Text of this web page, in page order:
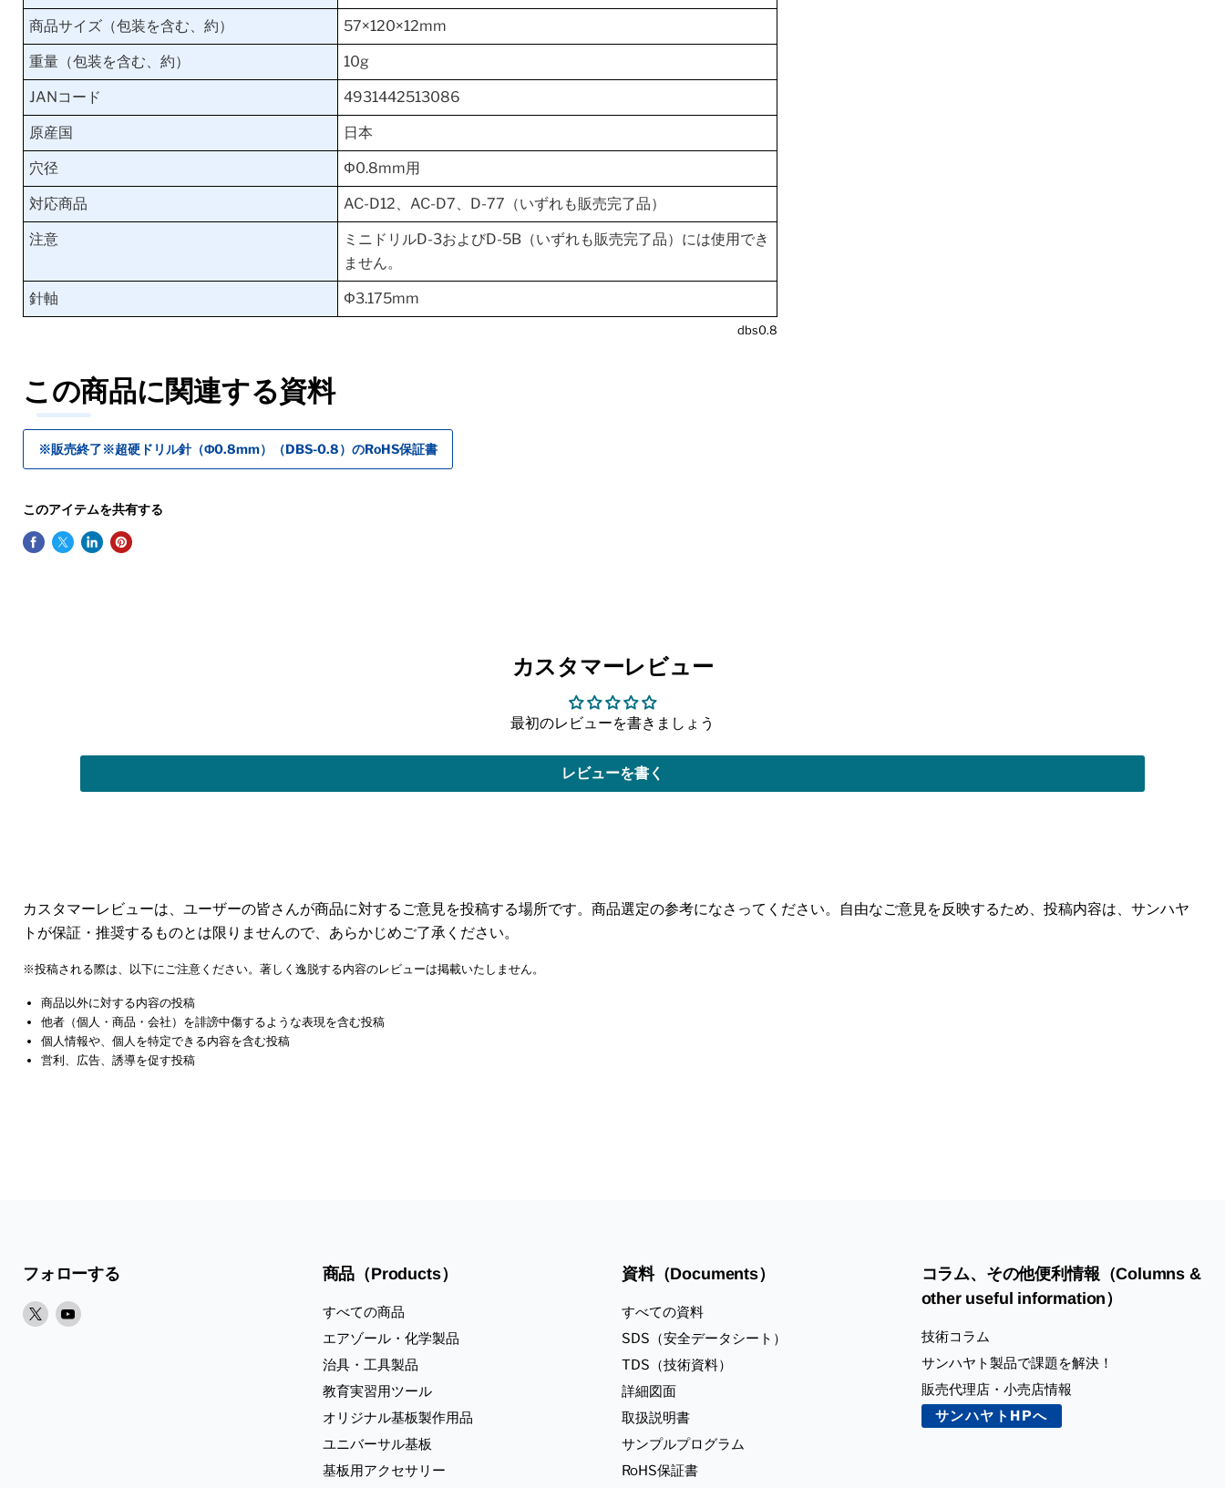
商品サイズ（包装を含む、約） 57×120×12mm
重量（包装を含む、約） 10g
JANコード 4931442513086
原産国 日本
穴径 Φ0.8mm用
対応商品 AC-D12、AC-D7、D-77（いずれも販売完了品）
注意
ミニドリルD-3およびD-5B（いずれも販売完了品）には使用でき
ません。
針軸 Φ3.175mm
dbs0.8
この商品に関連する資料
※販売終了※超硬ドリル針（Φ0.8mm）（DBS-0.8）のRoHS保証書
このアイテムを共有する
カスタマーレビュー
最初のレビューを書きましょう
レビューを書く
カスタマーレビューは、ユーザーの皆さんが商品に対するご意見を投稿する場所です。商品選定の参考になさってください。自由なご意見を反映するため、投稿内容は、サンハヤ
トが保証・推奨するものとは限りませんので、あらかじめご了承ください。
※投稿される際は、以下にご注意ください。著しく逸脱する内容のレビューは掲載いたしません。
商品以外に対する内容の投稿
他者（個人・商品・会社）を誹謗中傷するような表現を含む投稿
個人情報や、個人を特定できる内容を含む投稿
営利、広告、誘導を促す投稿
フォローする
X
Youtube
商品（Products）
すべての商品
エアゾール・化学製品
治具・工具製品
教育実習用ツール
オリジナル基板製作用品
ユニバーサル基板
基板用アクセサリー
資料（Documents）
すべての資料
SDS（安全データシート）
TDS（技術資料）
詳細図面
取扱説明書
サンプルプログラム
RoHS保証書
コラム、その他便利情報（Columns &
other useful information）
技術コラム
サンハヤト製品で課題を解決！
販売代理店・小売店情報
サンハヤトHPへ